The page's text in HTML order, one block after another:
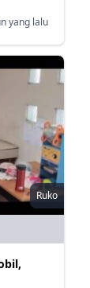
yang lalu
Ruko